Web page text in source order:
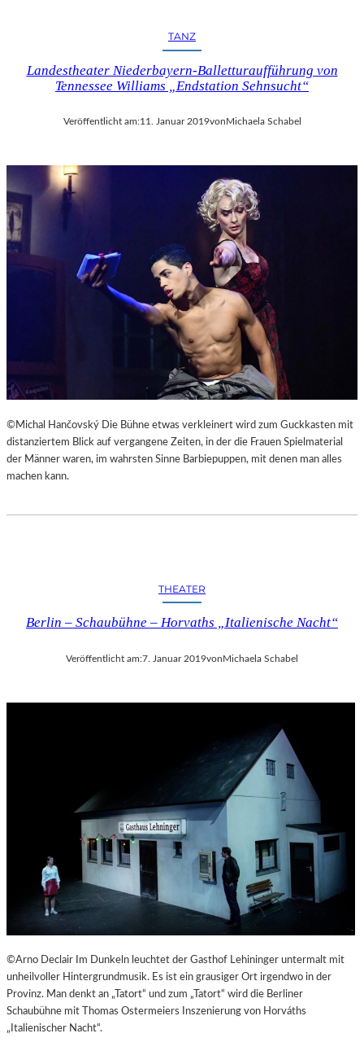
TANZ
Landestheater Niederbayern-Balletturaufführung von
Tennessee Williams „Endstation Sehnsucht“
Veröffentlicht am:11. Januar 2019von Michaela Schabel
©Michal Hančovský Die Bühne etwas verkleinert wird zum Guckkasten mit
distanziertem Blick auf vergangene Zeiten, in der die Frauen Spielmaterial
der Männer waren, im wahrsten Sinne Barbiepuppen, mit denen man alles
machen kann.
THEATER
Berlin – Schaubühne – Horvaths „Italienische Nacht“
Veröffentlicht am:7. Januar 2019vonMichaela Schabel
©Arno Declair Im Dunkeln leuchtet der Gasthof Lehininger untermalt mit
unheilvoller Hintergrundmusik. Es ist ein grausiger Ort irgendwo in der
Provinz. Man denkt an „Tatort“ und zum „Tatort“ wird die Berliner
Schaubühne mit Thomas Ostermeiers Inszenierung von Horváths
„Italienischer Nacht“.